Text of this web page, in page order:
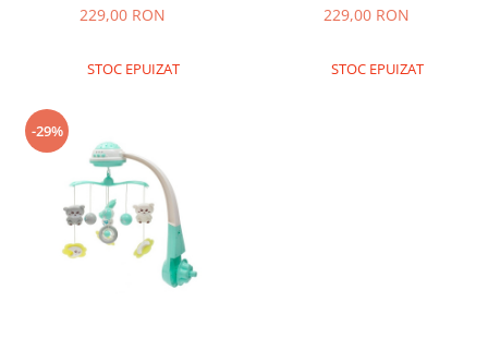
Premergatoare, Balansoare, Centre
Premergatoare
Centre de joaca
Corturi de joaca
Covorase de joaca
Hamac pentru copii
Leagane / Balansoare / Sezlonguri
229,00 RON
STOC EPUIZAT
229,00 RON
STOC EPUIZAT
-29%